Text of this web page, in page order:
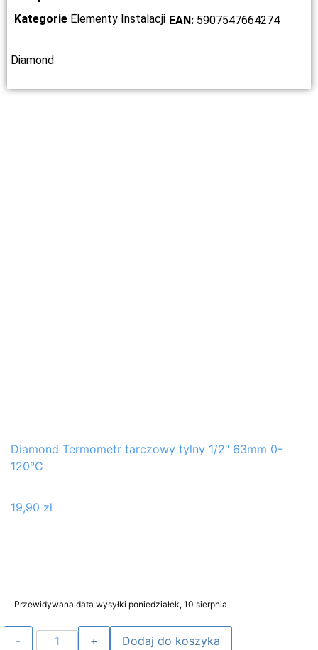
Kategorie Elementy Instalacji EAN: 5907547664274
Diamond
Diamond Termometr tarczowy tylny 1/2″ 63mm 0-
120°C
19,90 zł
Przewidywana data wysyłki poniedziałek, 10 sierpnia
Dodaj do koszyka